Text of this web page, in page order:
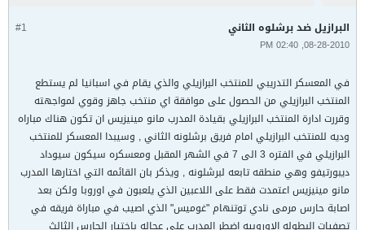
#1 البرازيل ضد برشلوه الثاني
08-28-2010, 02:40 PM
في المعسكر التدريبي للمنتخب البرازيلي والذي يقام في اسبانيا لم يستطع
المنتخب البرازيلي من الحصول على موافقة اي منتخب جاهز وقوي لمواجهته
وقررت ادارة المنتخب البرازيلي بقيادة المدرب مانو مينيزيس ان تكون هناك مباراه
وديه للمنتخب البرازيلي امام فريق برشلونه الثاني , وسيبدا المعسكر للمنتخب
البرازيلي في الفتره 3 الى 7 في الشهر المقبل ومعسكره سيكون سيوداد
ديبورتيفو وهي منطقه تابعه لبرشلونه , ويذكر بان القائمه التي اختارها المدرب
مانو مينيزيس اعتمدت فقط على اللاعبين الذي يلعبون في اوروبا ولكن بعد
اصابة حارس مرمى نادي توتنهام "غوميس" الذي اصيب في مباراة فريقه في
تصفيات البطوله الاوروبيه اضطر المدرب على عجاله باختيار الحارس الثالث